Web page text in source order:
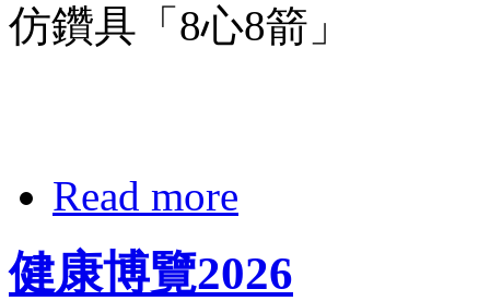
仿鑽具「8心8箭」
Read more
健康博覽2026